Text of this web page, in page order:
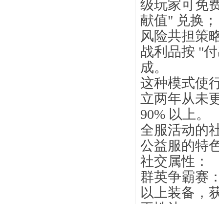
级玩家可免
献值" 兑换；
风险共担策
战利品按 "
成。
这种模式使
立两年从未
90% 以上。
全服活动的
公益服的特
社交属性：
群英争霸赛
以上装备，